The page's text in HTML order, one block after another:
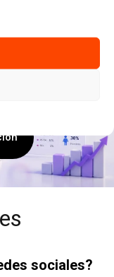
resultados.
sociales?